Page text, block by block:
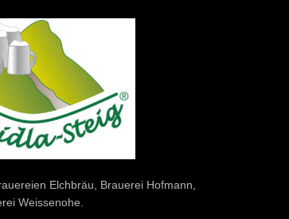
Elchbräu, Brauerei Hofmann,
Weissenohe.